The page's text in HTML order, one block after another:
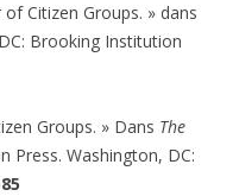
Citizen Groups. » dans
Brooking Institution
Groups. » Dans The
Press. Washington, DC: